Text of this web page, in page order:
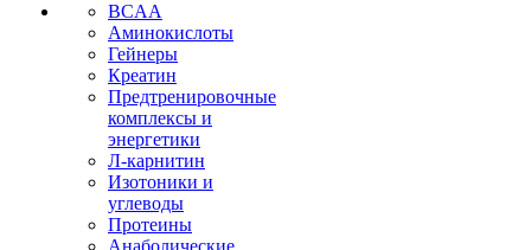
BCAA
Аминокислоты
Гейнеры
Креатин
Предтренировочные
комплексы и
энергетики
Л-карнитин
Изотоники и
углеводы
Протеины
Анаболические